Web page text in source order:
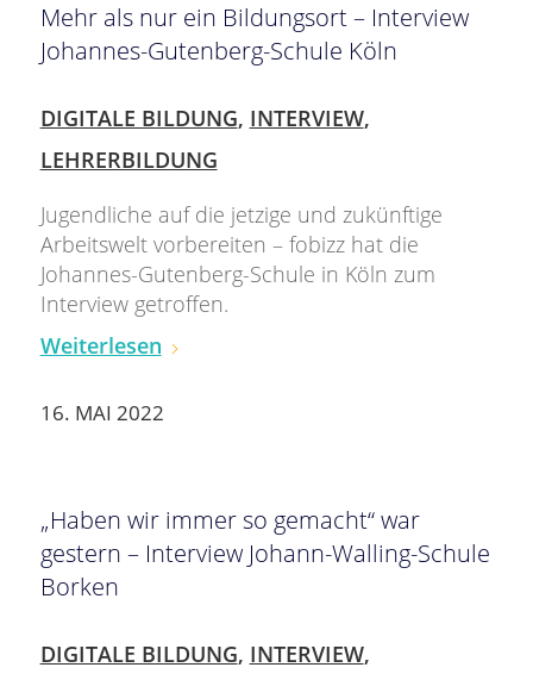
Mehr als nur ein Bildungsort – Interview
Johannes-Gutenberg-Schule Köln
DIGITALE BILDUNG, INTERVIEW,
LEHRERBILDUNG
Jugendliche auf die jetzige und zukünftige
Arbeitswelt vorbereiten – fobizz hat die
Johannes-Gutenberg-Schule in Köln zum
Interview getroffen.
Weiterlesen
16. MAI 2022
„Haben wir immer so gemacht“ war
gestern – Interview Johann-Walling-Schule
Borken
DIGITALE BILDUNG, INTERVIEW,